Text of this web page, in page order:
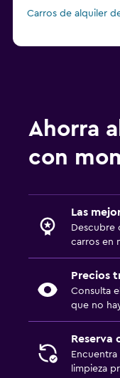
Carros de alquiler
Ahorra
con
Las
Descubre
carros en
Precios
Consulta
que no
Reserva
limpieza